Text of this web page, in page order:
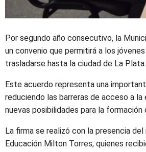
Por segundo año consecutivo, la
un convenio que permitirá a los
trasladarse hasta la ciudad de La Plata.
Este acuerdo representa una
reduciendo las barreras de acceso a
nuevas posibilidades para la formación
La firma se realizó con la presencia
Educación Milton Torres, quienes